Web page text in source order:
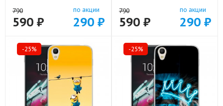
790
590 ₽
по акции
290 ₽
790
590 ₽
по акции
290 ₽
-25% -25%